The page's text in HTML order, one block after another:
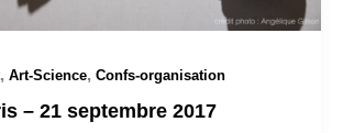
, Art-Science, Confs-organisation
– 21 septembre 2017